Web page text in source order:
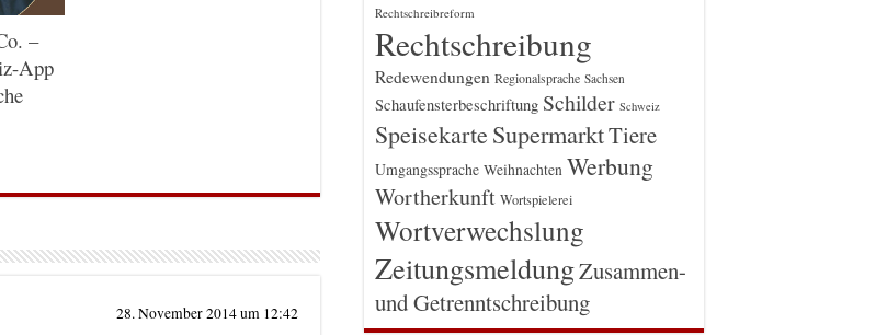
–
App
28. November 2014 um 12:42
Rechtschreibreform
Rechtschreibung
Redewendungen Regionalsprache Sachsen
Schaufensterbeschriftung Schilder Schweiz
Speisekarte SupermarktTiere
Umgangssprache Weihnachten Werbung
Wortherkunft Wortspielerei
Wortverwechslung
ZeitungsmeldungZusammen-
und Getrenntschreibung